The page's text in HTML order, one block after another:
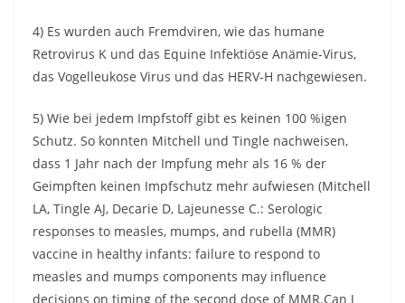
4) Es wurden auch Fremdviren, wie das humane
Retrovirus K und das Equine Infektiöse Anämie-Virus,
das Vogelleukose Virus und das HERV-H nachgewiesen.
5) Wie bei jedem Impfstoff gibt es keinen 100 %igen
Schutz. So konnten Mitchell und Tingle nachweisen,
dass 1 Jahr nach der Impfung mehr als 16 % der
Geimpften keinen Impfschutz mehr aufwiesen (Mitchell
LA, Tingle AJ, Decarie D, Lajeunesse C.: Serologic
responses to measles, mumps, and rubella (MMR)
vaccine in healthy infants: failure to respond to
measles and mumps components may influence
decisions on timing of the second dose of MMR.Can J